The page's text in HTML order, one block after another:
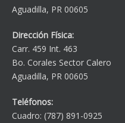
Aguadilla, PR 00605
Dirección Física:
Carr. 459 Int. 463
Bo. Corales Sector Calero
Aguadilla, PR 00605
Teléfonos:
Cuadro: (787) 891-0925